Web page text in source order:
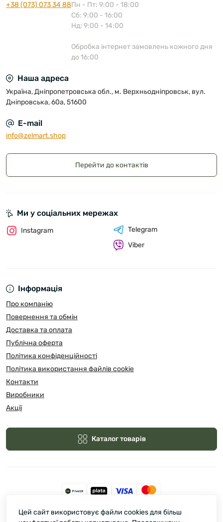
+38 (073) 073 34 88Пн - Пт: 9:00 - 18:00
Сб: 9:00 - 16:00
Нд: 9:00 - 14:00
Обробка інтернет замовлень кожного дня
до 16:00
Наша адреса
Україна, Дніпропетровська обл., м. Верхньодніпровськ, вул.
Дніпровська, 60а, 51600
E-mail
info@zelmart.shop
Перейти до контактів
Інформація
Про компанію
Повернення та обмін
Доставка та оплата
Публічна оферта
Політика конфіденційності
Політика використання файлів cookie
Контакти
Виробники
Акції
Каталог товарів
Ми у соціальних мережах
Instagram
Telegram
Viber
Зелмарт © 2026
Цей сайт використовує файли cookies для більш